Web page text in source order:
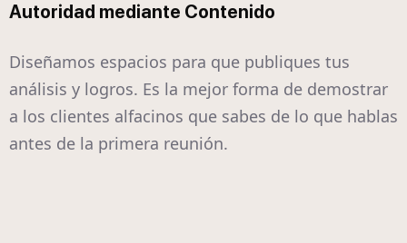
Autoridad mediante Contenido
Diseñamos espacios para que publiques tus
análisis y logros. Es la mejor forma de demostrar
a los clientes alfacinos que sabes de lo que hablas
antes de la primera reunión.